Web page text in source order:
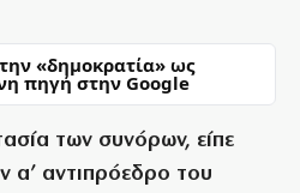
«δημοκρατία» ως
πηγή στην Google
των συνόρων, είπε
α’ αντιπρόεδρο του